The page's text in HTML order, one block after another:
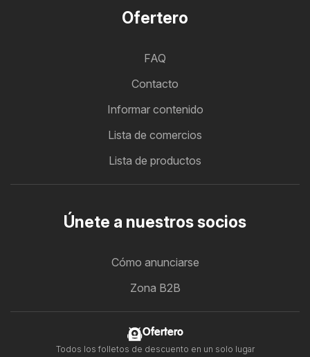
Ofertero
FAQ
Contacto
Informar contenido
Lista de comercios
Lista de productos
Únete a nuestros socios
Cómo anunciarse
Zona B2B
Ofertero
Todos los folletos de descuento en un solo lugar